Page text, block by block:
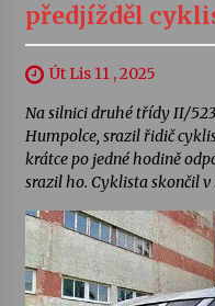
předjížděl
Út Lis 11 , 2025
Na silnici druhé třídy II/
Humpolce, srazil řidič
krátce po jedné hodině
srazil ho. Cyklista skončil v